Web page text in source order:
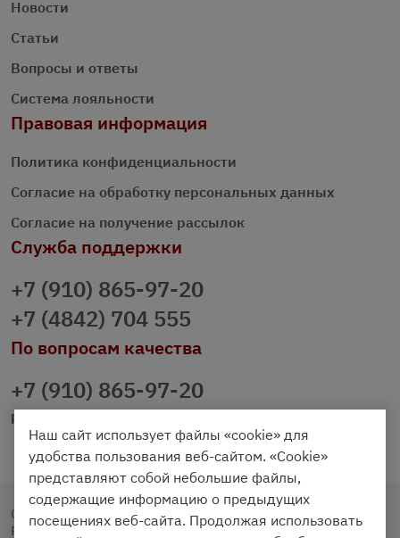
Новости
Статьи
Вопросы и ответы
Система лояльности
Правовая информация
Политика конфиденциальности
Согласие на обработку персональных данных
Согласие на получение рассылок
Служба поддержки
+7 (910) 865-97-20
+7 (4842) 704 555
По вопросам качества
+7 (910) 865-97-20
prazdnichniy40@palmi.ru
Copyright © 2020 - 2026. Праздничный Стол.
Разработка и продвижение - Vegas Studio
Наш сайт использует файлы «cookie» для
удобства пользования веб-сайтом. «Cookie»
представляют собой небольшие файлы,
содержащие информацию о предыдущих
посещениях веб-сайта. Продолжая использовать